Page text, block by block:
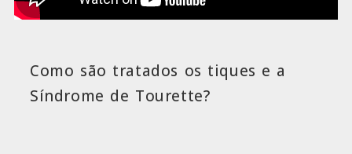
Como são tratados os tiques e a
Síndrome de Tourette?